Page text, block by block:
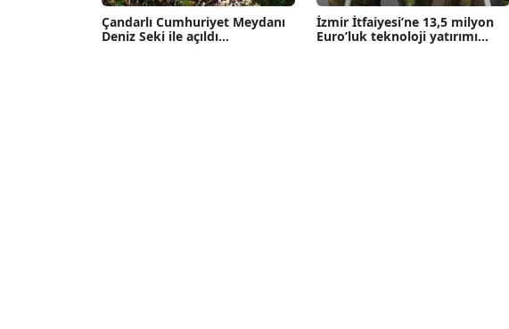
Çandarlı Cumhuriyet Meydanı
Deniz Seki ile açıldı...
İzmir İtfaiyesi’ne 13,5 milyon
Euro’luk teknoloji yatırımı...